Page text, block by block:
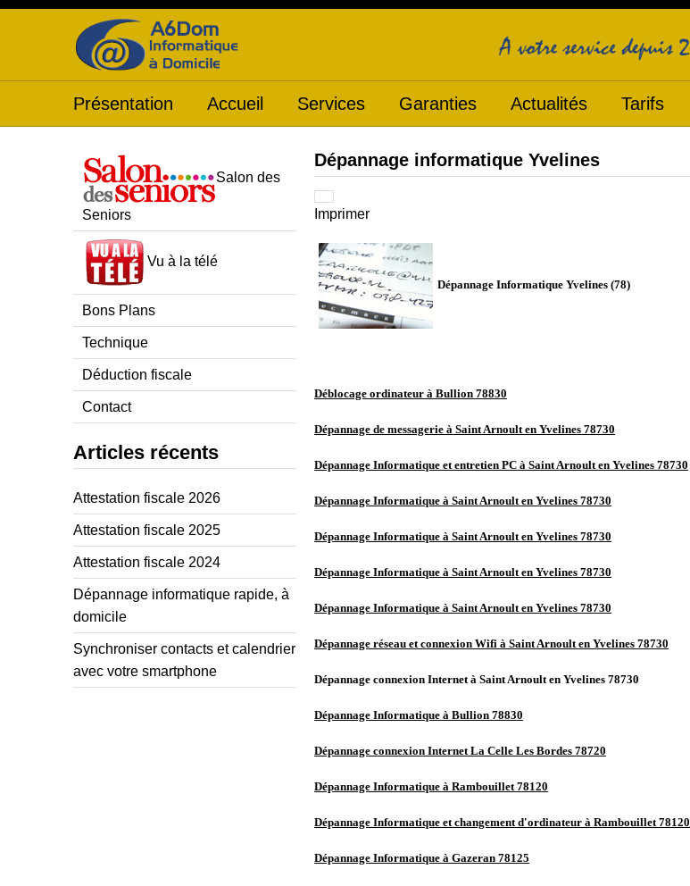
Présentation Accueil Services Garanties Actualités Tarifs
Salon des
Seniors
Vu à la télé
Bons Plans
Technique
Déduction fiscale
Contact
Articles récents
Attestation fiscale 2026
Attestation fiscale 2025
Attestation fiscale 2024
Dépannage informatique rapide, à
domicile
Synchroniser contacts et calendrier
avec votre smartphone
Dépannage informatique Yvelines
Imprimer
Dépannage Informatique Yvelines (78)
Déblocage ordinateur à Bullion 78830
Dépannage de messagerie à Saint Arnoult en Yvelines 78730
Dépannage Informatique et entretien PC à Saint Arnoult en Yvelines 78730
Dépannage Informatique à Saint Arnoult en Yvelines 78730
Dépannage Informatique à Saint Arnoult en Yvelines 78730
Dépannage Informatique à Saint Arnoult en Yvelines 78730
Dépannage Informatique à Saint Arnoult en Yvelines 78730
Dépannage réseau et connexion Wifi à Saint Arnoult en Yvelines 78730
Dépannage connexion Internet à Saint Arnoult en Yvelines 78730
Dépannage Informatique à Bullion 78830
Dépannage connexion Internet La Celle Les Bordes 78720
Dépannage Informatique à Rambouillet 78120
Dépannage Informatique et changement d'ordinateur à Rambouillet 78120
Dépannage Informatique à Gazeran 78125